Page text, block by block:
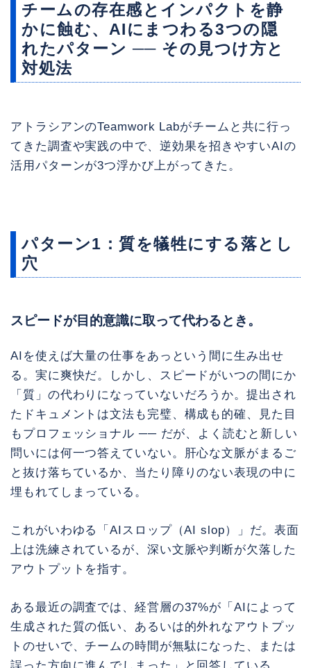
チームの存在感とインパクトを静
かに蝕む、AIにまつわる3つの隠
れたパターン ── その見つけ方と
対処法
アトラシアンのTeamwork Labがチームと共に行っ
てきた調査や実践の中で、逆効果を招きやすいAIの
活用パターンが3つ浮かび上がってきた。
パターン1：質を犠牲にする落とし
穴
スピードが目的意識に取って代わるとき。
AIを使えば大量の仕事をあっという間に生み出せ
る。実に爽快だ。しかし、スピードがいつの間にか
「質」の代わりになっていないだろうか。提出され
たドキュメントは文法も完璧、構成も的確、見た目
もプロフェッショナル ── だが、よく読むと新しい
問いには何一つ答えていない。肝心な文脈がまるご
と抜け落ちているか、当たり障りのない表現の中に
埋もれてしまっている。
これがいわゆる「AIスロップ（AI slop）」だ。表面
上は洗練されているが、深い文脈や判断が欠落した
アウトプットを指す。
ある最近の調査では、経営層の37%が「AIによって
生成された質の低い、あるいは的外れなアウトプッ
トのせいで、チームの時間が無駄になった、または
誤った方向に進んでしまった」と回答している。